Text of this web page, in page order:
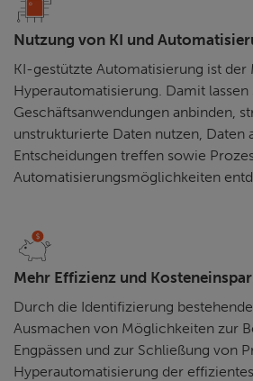
Nutzung von KI und
KI-gestützte Automatisierung ist der
Hyperautomatisierung. Damit lassen
Geschäftsanwendungen anbinden,
unstrukturierte Daten nutzen, Daten
Entscheidungen treffen sowie
Automatisierungsmöglichkeiten
Mehr Effizienz und
Durch die Identifizierung
Ausmachen von Möglichkeiten zur
Engpässen und zur Schließung von
Hyperautomatisierung der